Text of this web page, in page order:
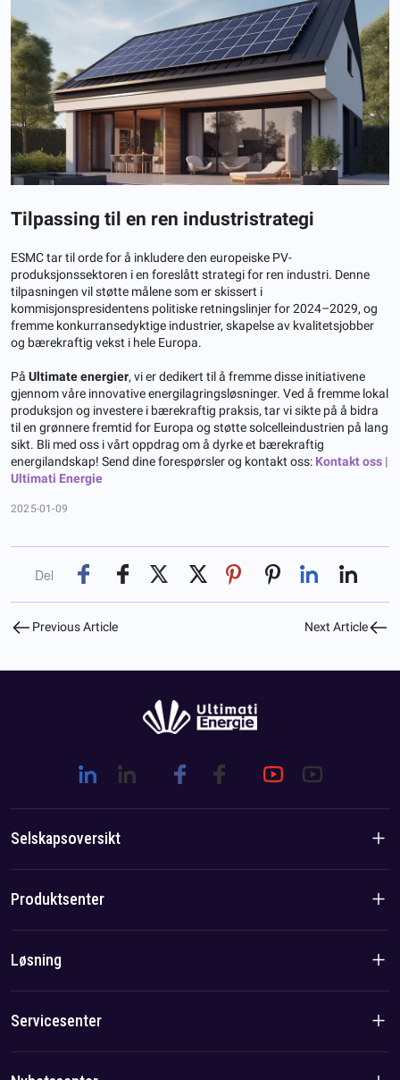
Tilpassing til en ren industristrategi
ESMC tar til orde for å inkludere den europeiske PV-
produksjonssektoren i en foreslått strategi for ren industri. Denne
tilpasningen vil støtte målene som er skissert i
kommisjonspresidentens politiske retningslinjer for 2024–2029, og
fremme konkurransedyktige industrier, skapelse av kvalitetsjobber
og bærekraftig vekst i hele Europa.
På Ultimate energier, vi er dedikert til å fremme disse initiativene
gjennom våre innovative energilagringsløsninger. Ved å fremme lokal
produksjon og investere i bærekraftig praksis, tar vi sikte på å bidra
til en grønnere fremtid for Europa og støtte solcelleindustrien på lang
sikt. Bli med oss i vårt oppdrag om å dyrke et bærekraftig
energilandskap! Send dine forespørsler og kontakt oss: Kontakt oss |
Ultimati Energie
2025-01-09
Del
Previous Article Next Article
Selskapsoversikt
Introduksjon til selskapet
Lag-/lokalfordel
Produktsenter
Boligprodukter
Løsning
Løsning
Servicesenter
Personvernerklæring